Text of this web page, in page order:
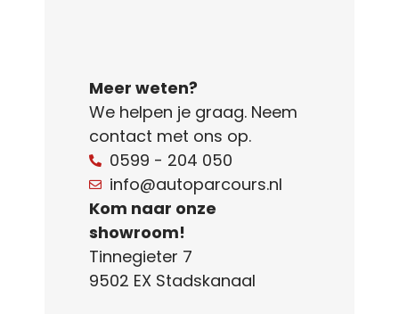
Meer weten?
We helpen je graag. Neem
contact met ons op.
0599 - 204 050
info@autoparcours.nl
Kom naar onze
showroom!
Tinnegieter 7
9502 EX Stadskanaal